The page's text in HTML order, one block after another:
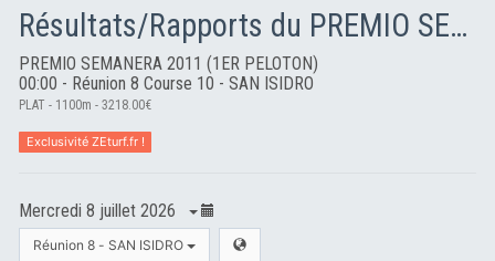
Résultats/Rapports du PREMIO SEMANERA 2011 (1ER PELOTON)
PREMIO SEMANERA 2011 (1ER PELOTON)
00:00 - Réunion 8 Course 10 - SAN ISIDRO
PLAT - 1100m - 3218.00€
Exclusivité ZEturf.fr !
Mercredi 8 juillet 2026
Réunion 8 - SAN ISIDRO